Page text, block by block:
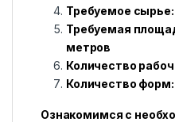
Требуемое сырье:
Требуемая
метров
Количество
Количество форм:
Ознакомимся с